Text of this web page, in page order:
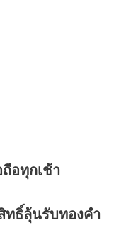
อทุกเช้า
ทธิ์ลุ้นรับทองคำ